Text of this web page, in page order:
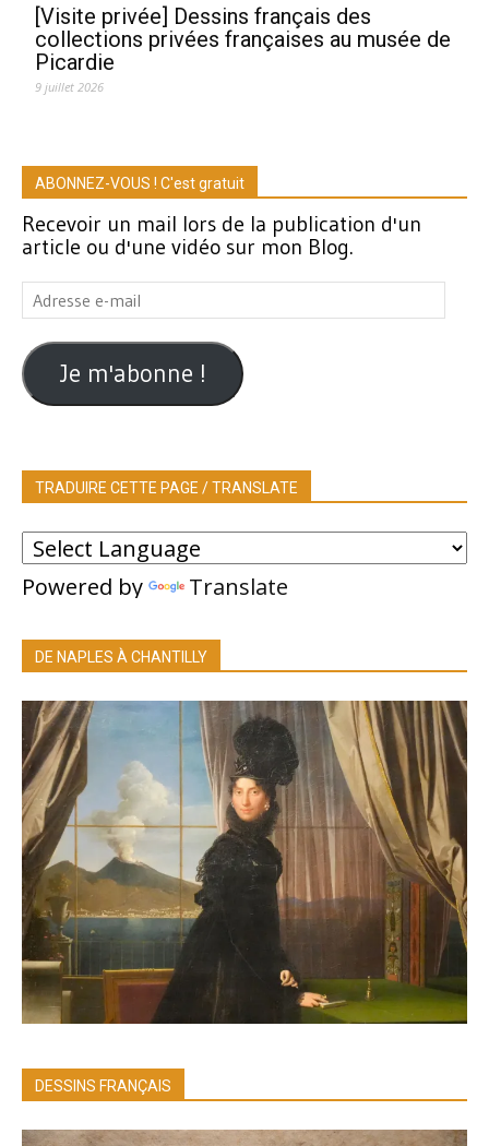
[Visite privée] Dessins français des
collections privées françaises au musée de
Picardie
9 juillet 2026
ABONNEZ-VOUS ! C'est gratuit
Recevoir un mail lors de la publication d'un
article ou d'une vidéo sur mon Blog.
Adresse
e-
mail
Je m'abonne !
TRADUIRE CETTE PAGE / TRANSLATE
Powered by Translate
DE NAPLES À CHANTILLY
DESSINS FRANÇAIS